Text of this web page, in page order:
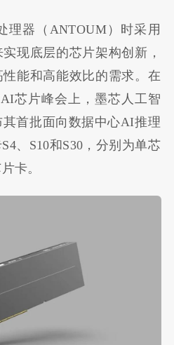
理器（ANTOUM）时采用
现底层的芯片架构创新，
能和高能效比的需求。在
芯片峰会上，墨芯人工智
首批面向数据中心AI推理
、S10和S30，分别为单芯
卡。